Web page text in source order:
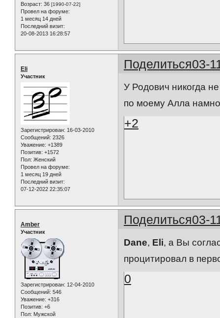
Возраст: 36 [1990-07-22]
Провел на форуме:
1 месяц 14 дней
Последний визит:
20-08-2013 16:28:57
Поделиться03-
Eli
Участник
Зарегистрирован: 16-03-2010
Сообщений: 2326
Уважение: +1389
Позитив: +1572
Пол: Женский
Провел на форуме:
1 месяц 19 дней
Последний визит:
07-12-2022 22:35:07
У Родович никогда
по моему Алла
+2
Поделиться03-
Amber
Участник
Зарегистрирован: 12-04-2010
Сообщений: 546
Уважение: +316
Позитив: +6
Пол: Мужской
Dane, Eli, а Вы
процитировал в
0